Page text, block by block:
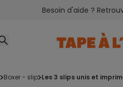
Besoin d'aide ?
boxer - slip les 3 slips unis et